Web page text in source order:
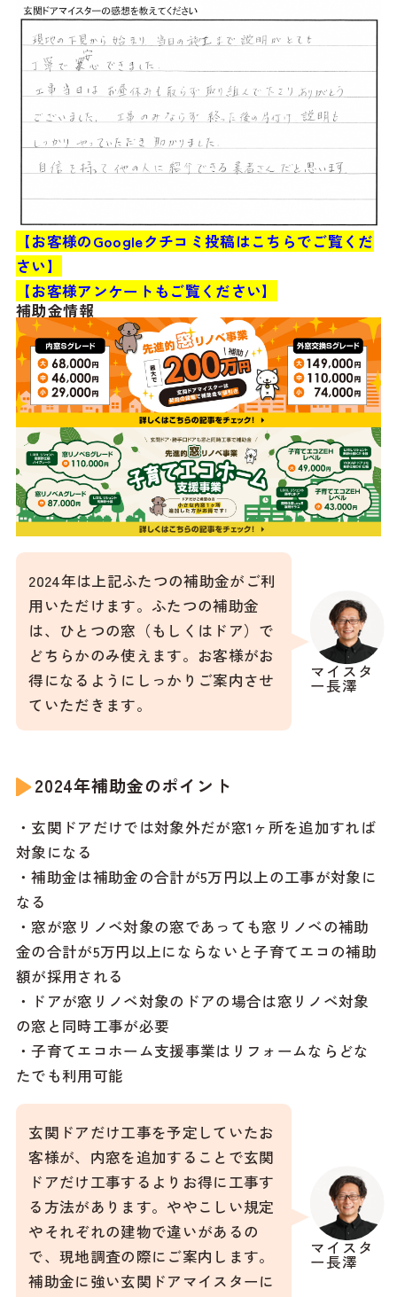
【お客様のGoogleクチコミ投稿はこちらでご覧くだ
さい】
【お客様アンケートもご覧ください】
補助金情報
マイスタ
ー長澤
2024年は上記ふたつの補助金がご利
用いただけます。ふたつの補助金
は、ひとつの窓（もしくはドア）で
どちらかのみ使えます。お客様がお
得になるようにしっかりご案内させ
ていただきます。
2024年補助金のポイント
・玄関ドアだけでは対象外だが窓1ヶ所を追加すれば
対象になる
・補助金は補助金の合計が5万円以上の工事が対象に
なる
・窓が窓リノベ対象の窓であっても窓リノベの補助
金の合計が5万円以上にならないと子育てエコの補助
額が採用される
・ドアが窓リノベ対象のドアの場合は窓リノベ対象
の窓と同時工事が必要
・子育てエコホーム支援事業はリフォームならどな
たでも利用可能
マイスタ
ー長澤
玄関ドアだけ工事を予定していたお
客様が、内窓を追加することで玄関
ドアだけ工事するよりお得に工事す
る方法があります。ややこしい規定
やそれぞれの建物で違いがあるの
で、現地調査の際にご案内します。
補助金に強い玄関ドアマイスターに